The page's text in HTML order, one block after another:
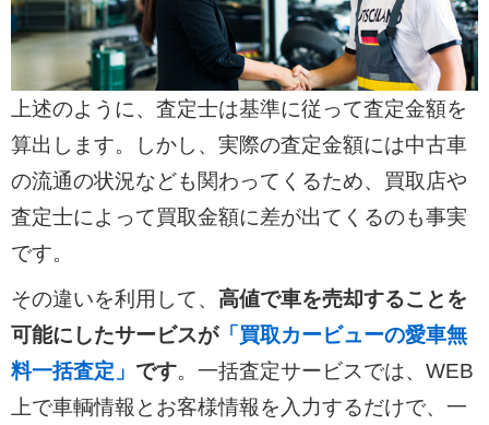
上述のように、査定士は基準に従って査定金額を
算出します。しかし、実際の査定金額には中古車
の流通の状況なども関わってくるため、買取店や
査定士によって買取金額に差が出てくるのも事実
です。
その違いを利用して、 高値で車を売却することを
可能にしたサービスが「買取カービューの愛車無
料一括査定」 です。一括査定サービスでは、WEB
上で車輌情報とお客様情報を入力するだけで、一